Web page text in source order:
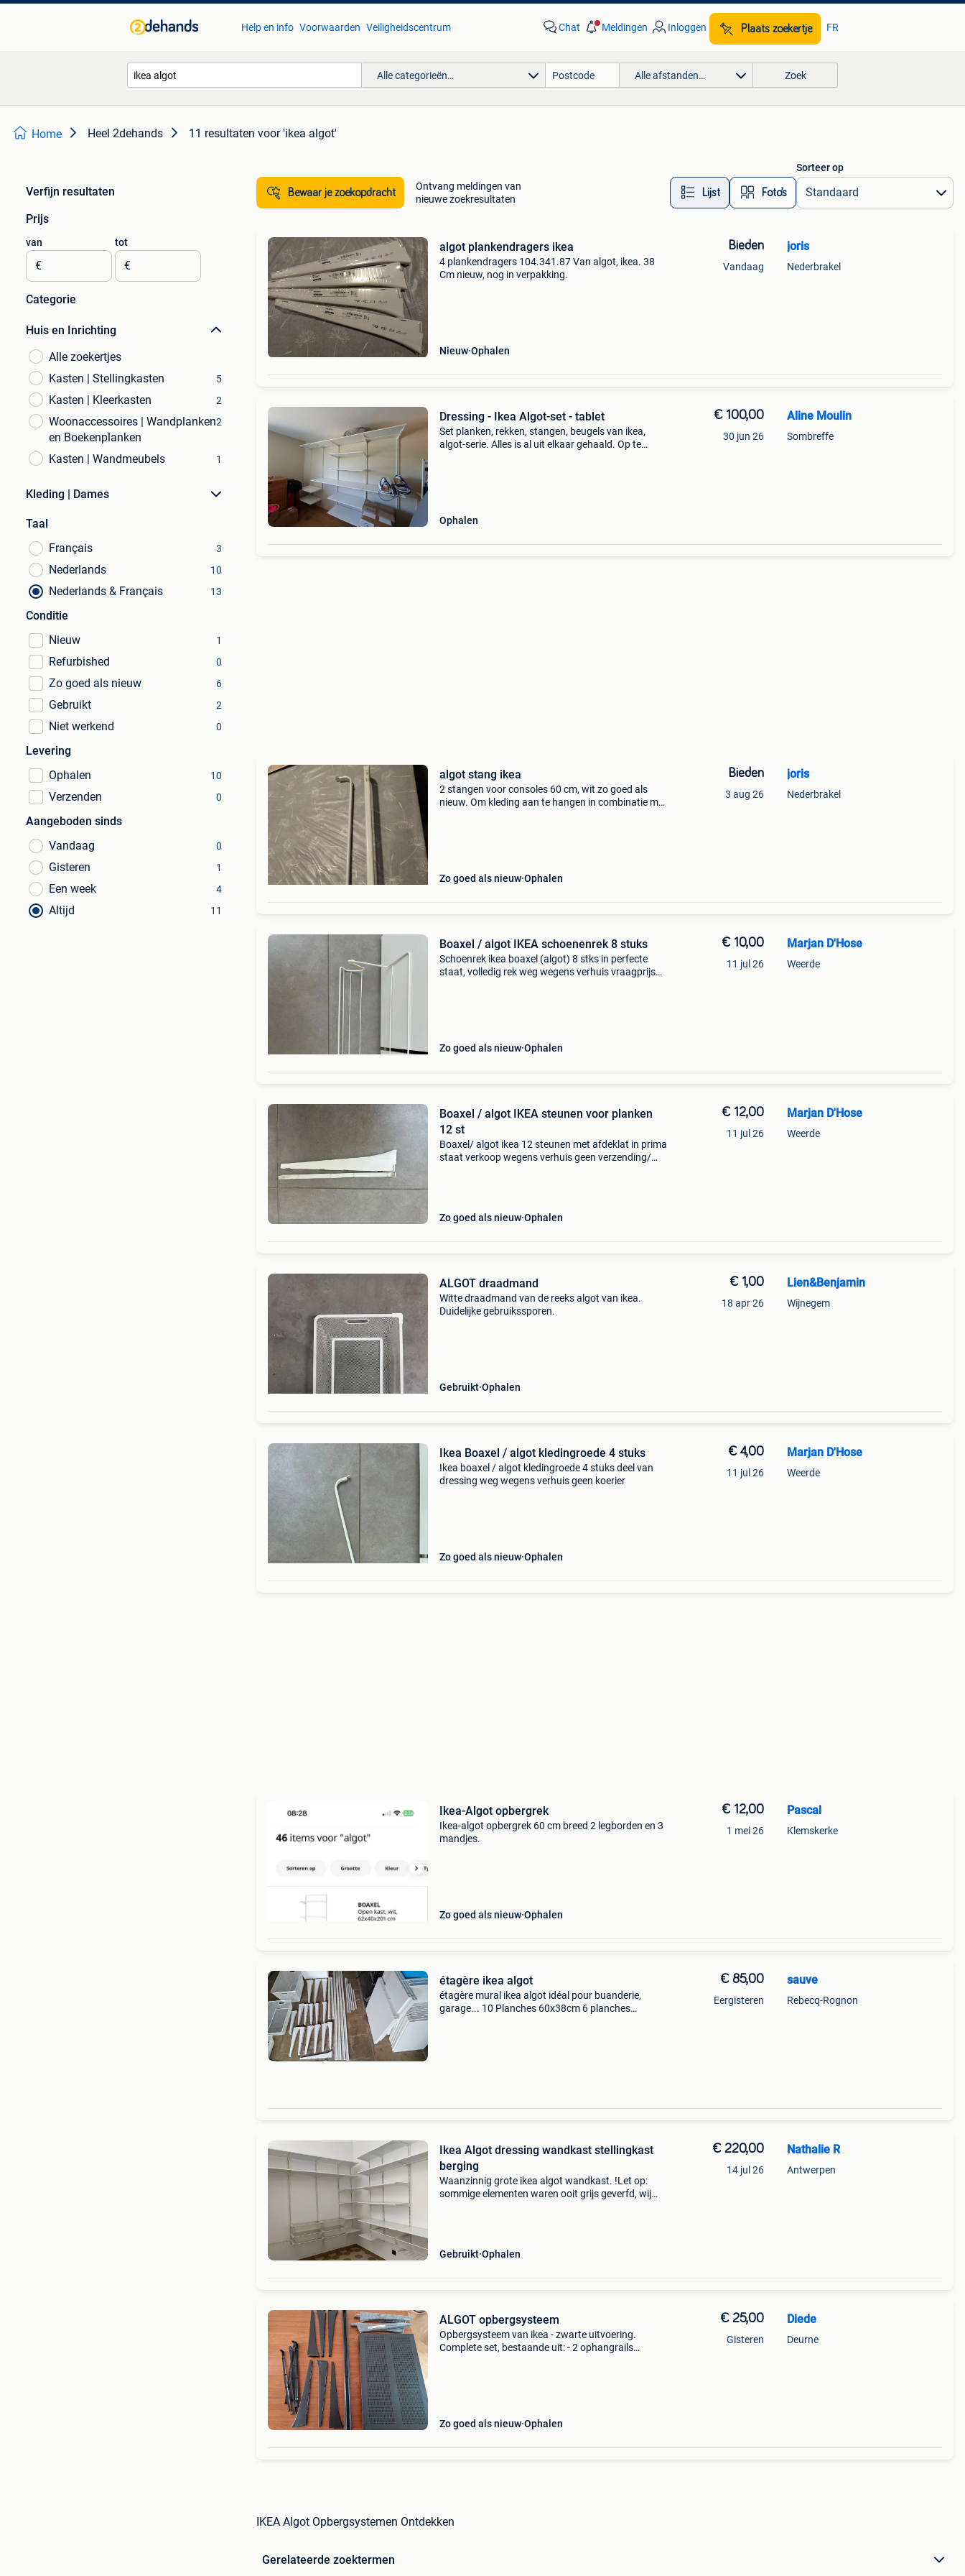
Help en info Voorwaarden Veiligheidscentrum Chat Meldingen Inloggen Plaats zoekertje FR
Alle categorieën… Alle afstanden… Zoek
Home Heel 2dehands 11 resultaten voor 'ikea algot'
Verfijn resultaten
Prijs
van
€
tot
€
Categorie
Huis en Inrichting
Alle zoekertjes
Kasten | Stellingkasten
5
Kasten | Kleerkasten 2
Woonaccessoires | Wandplanken
en Boekenplanken
2
Kasten | Wandmeubels 1
Kleding | Dames
Taal
Français
3
Nederlands 10
Nederlands & Français 13
Conditie
Nieuw
1
Refurbished 0
Zo goed als nieuw 6
Gebruikt 2
Niet werkend 0
Levering
Ophalen
10
Verzenden 0
Aangeboden sinds
Vandaag
0
Gisteren 1
Een week 4
Altijd 11
Bewaar je zoekopdracht
Ontvang meldingen van
nieuwe zoekresultaten
Lijst Foto’s
Sorteer op
algot plankendragers ikea
4 plankendragers 104.341.87 Van algot, ikea. 38
Cm nieuw, nog in verpakking.
Nieuw Ophalen
Bieden
Vandaag
joris
Nederbrakel
Dressing - Ikea Algot-set - tablet
Set planken, rekken, stangen, beugels van ikea,
algot-serie. Alles is al uit elkaar gehaald. Op te
Ophalen
€ 100,00
30 jun 26
Aline Moulin
Sombreffe
algot stang ikea
2 stangen voor consoles 60 cm, wit zo goed als
nieuw. Om kleding aan te hangen in combinatie met
Zo goed als nieuw Ophalen
Bieden
3 aug 26
joris
Nederbrakel
Boaxel / algot IKEA schoenenrek 8 stuks
Schoenrek ikea boaxel (algot) 8 stks in perfecte
staat, volledig rek weg wegens verhuis vraagprijs
Zo goed als nieuw Ophalen
€ 10,00
11 jul 26
Marjan D'Hose
Weerde
Boaxel / algot IKEA steunen voor planken
12 st
Boaxel/ algot ikea 12 steunen met afdeklat in prima
staat verkoop wegens verhuis geen verzending/
Zo goed als nieuw Ophalen
€ 12,00
11 jul 26
Marjan D'Hose
Weerde
ALGOT draadmand
Witte draadmand van de reeks algot van ikea.
Duidelijke gebruikssporen.
Gebruikt Ophalen
€ 1,00
18 apr 26
Lien&Benjamin
Wijnegem
Ikea Boaxel / algot kledingroede 4 stuks
Ikea boaxel / algot kledingroede 4 stuks deel van
dressing weg wegens verhuis geen koerier
Zo goed als nieuw Ophalen
€ 4,00
11 jul 26
Marjan D'Hose
Weerde
Ikea-Algot opbergrek
Ikea-algot opbergrek 60 cm breed 2 legborden en 3
mandjes.
Zo goed als nieuw Ophalen
€ 12,00
1 mei 26
Pascal
Klemskerke
étagère ikea algot
étagère mural ikea algot idéal pour buanderie,
garage... 10 Planches 60x38cm 6 planches
€ 85,00
Eergisteren
sauve
Rebecq-Rognon
Ikea Algot dressing wandkast stellingkast
berging
Waanzinnig grote ikea algot wandkast. !Let op:
sommige elementen waren ooit grijs geverfd, wij
Gebruikt Ophalen
€ 220,00
14 jul 26
Nathalie R
Antwerpen
ALGOT opbergsysteem
Opbergsysteem van ikea - zwarte uitvoering.
Complete set, bestaande uit: - 2 ophangrails
Zo goed als nieuw Ophalen
€ 25,00
Gisteren
Diede
Deurne
IKEA Algot Opbergsystemen Ontdekken
Gerelateerde zoektermen